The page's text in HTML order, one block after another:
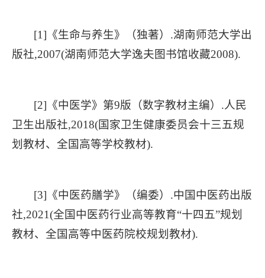
[1]《生命与养生》（独著）.湖南师范大学出
版社,2007(湖南师范大学逸夫图书馆收藏2008).
[2]《中医学》第9版（数字教材主编）.人民
卫生出版社,2018(国家卫生健康委员会十三五规
划教材、全国高等学校教材).
[3]《中医药膳学》（编委）.中国中医药出版
社,2021(全国中医药行业高等教育“十四五”规划
教材、全国高等中医药院校规划教材).